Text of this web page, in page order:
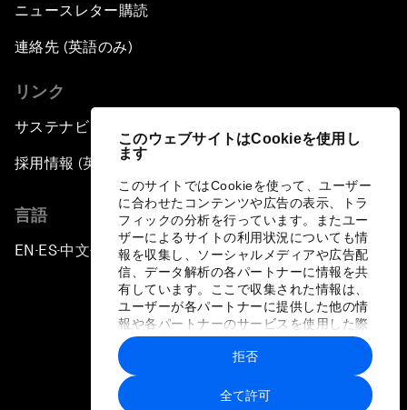
このウェブサイトはCookieを使用し
ます
このサイトではCookieを使って、ユーザー
に合わせたコンテンツや広告の表示、トラ
フィックの分析を行っています。またユー
ザーによるサイトの利用状況についても情
報を収集し、ソーシャルメディアや広告配
信、データ解析の各パートナーに情報を共
有しています。ここで収集された情報は、
ユーザーが各パートナーに提供した他の情
報や各パートナーのサービスを使用した際
に収集された情報と組み合わされ、各パー
トナーによって使用されることがありま
す。
全て許可
拒否
ニュースレター購読
連絡先 (英語のみ)
リンク
サステナビリティへの取り組み
採用情報 (英語のみ)
言語
EN ▪ES▪中文▪ 日本語
プライバシーポリシーと利用規約
サイトマップ